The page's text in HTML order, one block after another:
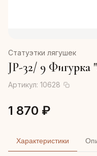
Статуэтки лягушек
JP-32/ 9 Фигурка
Артикул: 10628
1 870 ₽
Характеристики